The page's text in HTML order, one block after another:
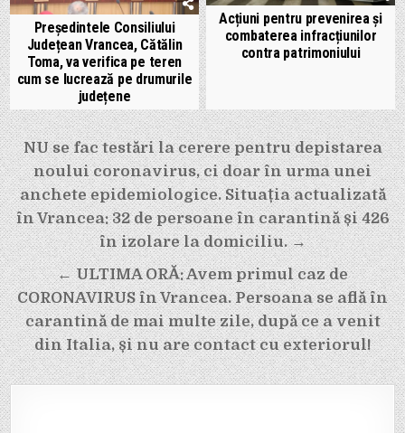
Președintele Consiliului
Județean Vrancea, Cătălin
Toma, va verifica pe teren
cum se lucrează pe drumurile
județene
Acțiuni pentru prevenirea și
combaterea infracțiunilor
contra patrimoniului
Navigare
în
articole
NU se fac testări la cerere pentru depistarea
noului coronavirus, ci doar în urma unei
anchete epidemiologice. Situația actualizată
în Vrancea: 32 de persoane în carantină și 426
în izolare la domiciliu. →
← ULTIMA ORĂ: Avem primul caz de
CORONAVIRUS în Vrancea. Persoana se află în
carantină de mai multe zile, după ce a venit
din Italia, și nu are contact cu exteriorul!